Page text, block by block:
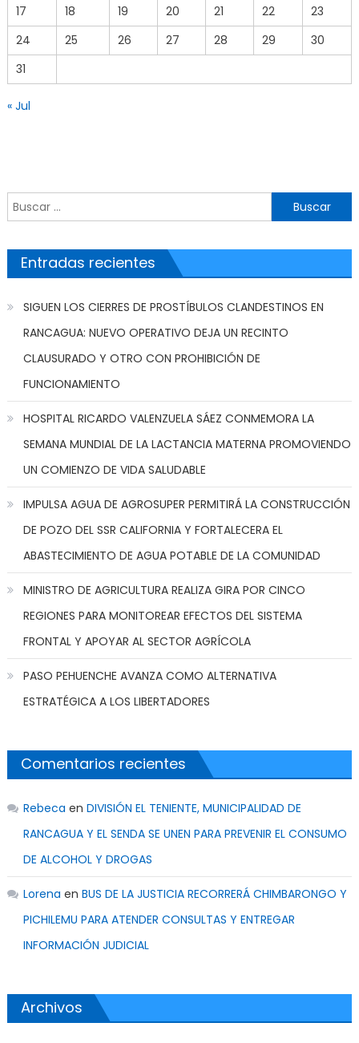
17
18 19 20 21 22
23
24
25 26 27 28 29
30
31
« Jul
Buscar por:
Entradas recientes
SIGUEN LOS CIERRES DE PROSTÍBULOS CLANDESTINOS EN
RANCAGUA: NUEVO OPERATIVO DEJA UN RECINTO
CLAUSURADO Y OTRO CON PROHIBICIÓN DE
FUNCIONAMIENTO
HOSPITAL RICARDO VALENZUELA SÁEZ CONMEMORA LA
SEMANA MUNDIAL DE LA LACTANCIA MATERNA PROMOVIENDO
UN COMIENZO DE VIDA SALUDABLE
IMPULSA AGUA DE AGROSUPER PERMITIRÁ LA CONSTRUCCIÓN
DE POZO DEL SSR CALIFORNIA Y FORTALECERA EL
ABASTECIMIENTO DE AGUA POTABLE DE LA COMUNIDAD
MINISTRO DE AGRICULTURA REALIZA GIRA POR CINCO
REGIONES PARA MONITOREAR EFECTOS DEL SISTEMA
FRONTAL Y APOYAR AL SECTOR AGRÍCOLA
PASO PEHUENCHE AVANZA COMO ALTERNATIVA
ESTRATÉGICA A LOS LIBERTADORES
Comentarios recientes
Rebeca en DIVISIÓN EL TENIENTE, MUNICIPALIDAD DE
RANCAGUA Y EL SENDA SE UNEN PARA PREVENIR EL CONSUMO
DE ALCOHOL Y DROGAS
Lorena en BUS DE LA JUSTICIA RECORRERÁ CHIMBARONGO Y
PICHILEMU PARA ATENDER CONSULTAS Y ENTREGAR
INFORMACIÓN JUDICIAL
Archivos